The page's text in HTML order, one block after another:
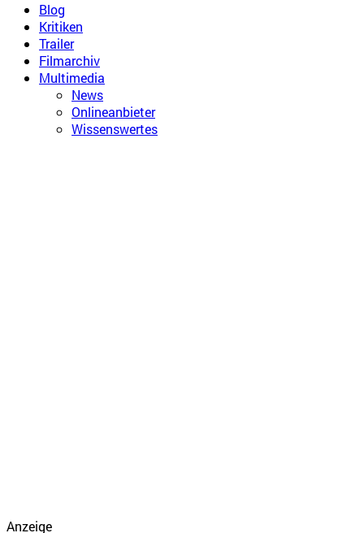
Blog
Kritiken
Trailer
Filmarchiv
Multimedia
News
Onlineanbieter
Wissenswertes
Anzeige